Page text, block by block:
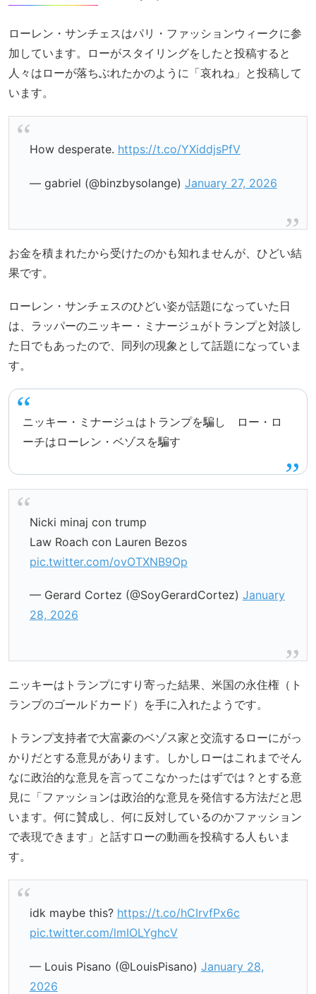
ローレン・サンチェスはパリ・ファッションウィークに参
加しています。ローがスタイリングをしたと投稿すると
人々はローが落ちぶれたかのように「哀れね」と投稿して
います。
How desperate. https://t.co/YXiddjsPfV
— gabriel (@binzbysolange) January 27, 2026
お金を積まれたから受けたのかも知れませんが、ひどい結
果です。
ローレン・サンチェスのひどい姿が話題になっていた日
は、ラッパーのニッキー・ミナージュがトランプと対談し
た日でもあったので、同列の現象として話題になっていま
す。
ニッキー・ミナージュはトランプを騙し ロー・ロ
ーチはローレン・ベゾスを騙す
Nicki minaj con trump
Law Roach con Lauren Bezos
pic.twitter.com/ovOTXNB9Op
— Gerard Cortez (@SoyGerardCortez) January
28, 2026
ニッキーはトランプにすり寄った結果、米国の永住権（ト
ランプのゴールドカード）を手に入れたようです。
トランプ支持者で大富豪のベゾス家と交流するローにがっ
かりだとする意見があります。しかしローはこれまでそん
なに政治的な意見を言ってこなかったはずでは？とする意
見に「ファッションは政治的な意見を発信する方法だと思
います。何に賛成し、何に反対しているのかファッション
で表現できます」と話すローの動画を投稿する人もいま
す。
idk maybe this? https://t.co/hCIrvfPx6c
pic.twitter.com/lmIOLYghcV
— Louis Pisano (@LouisPisano) January 28,
2026